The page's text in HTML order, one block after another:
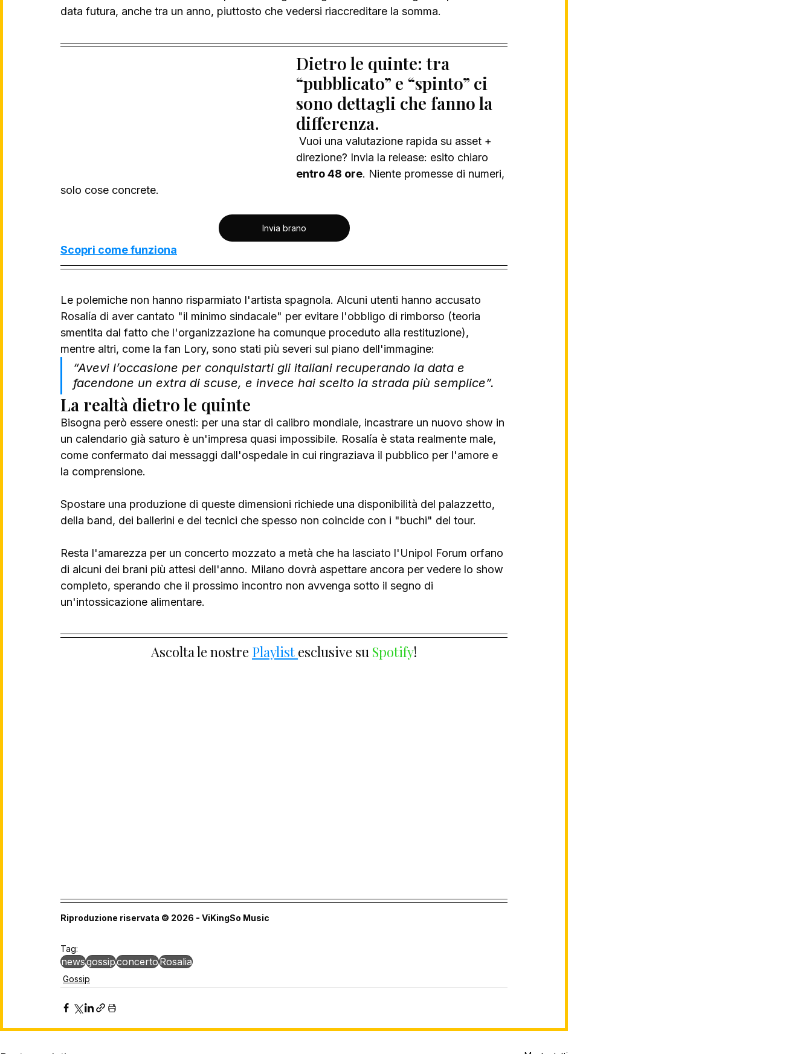
data futura, anche tra un anno, piuttosto che vedersi riaccreditare la somma.
Dietro le quinte: tra
“pubblicato” e “spinto” ci
sono dettagli che fanno la
differenza.
direzione? Invia la release: esito chiaro
entro 48 ore. Niente promesse di numeri,
solo cose concrete.
Invia brano
Scopri come funziona
Le polemiche non hanno risparmiato l'artista spagnola. Alcuni utenti hanno accusato
Rosalía di aver cantato "il minimo sindacale" per evitare l'obbligo di rimborso (teoria
smentita dal fatto che l'organizzazione ha comunque proceduto alla restituzione),
mentre altri, come la fan Lory, sono stati più severi sul piano dell'immagine:
“Avevi l’occasione per conquistarti gli italiani recuperando la data e
facendone un extra di scuse, e invece hai scelto la strada più semplice”.
La realtà dietro le quinte
Bisogna però essere onesti: per una star di calibro mondiale, incastrare un nuovo show in
un calendario già saturo è un'impresa quasi impossibile. Rosalía è stata realmente male,
come confermato dai messaggi dall'ospedale in cui ringraziava il pubblico per l'amore e
la comprensione.
Spostare una produzione di queste dimensioni richiede una disponibilità del palazzetto,
della band, dei ballerini e dei tecnici che spesso non coincide con i "buchi" del tour.
Resta l'amarezza per un concerto mozzato a metà che ha lasciato l'Unipol Forum orfano
di alcuni dei brani più attesi dell'anno. Milano dovrà aspettare ancora per vedere lo show
completo, sperando che il prossimo incontro non avvenga sotto il segno di
un'intossicazione alimentare.
Ascolta le nostre Playlist esclusive su Spotify!
Riproduzione riservata © 2026 - ViKingSo Music
Tag:
newsgossipconcertoRosalia
Gossip